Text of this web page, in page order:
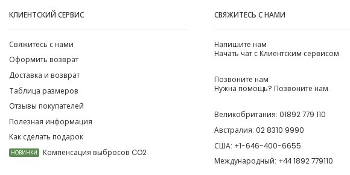
КЛИЕНТСКИЙ СЕРВИС
Свяжитесь с нами
Оформить возврат
Доставка и возврат
Таблица размеров
Отзывы покупателей
Полезная информация
Как сделать подарок
НОВИНКИ Компенсация выбросов CO2
СВЯЖИТЕСЬ С НАМИ
Напишите нам
Начать чат с Клиентским сервисом
Позвоните нам
Нужна помощь? Позвоните нам.
Великобритания: 01892 779 110
Австралия: 02 8310 9990
США: +1-646-400-6655
Международный: +44 1892 779110